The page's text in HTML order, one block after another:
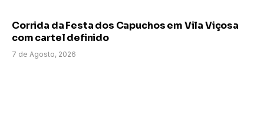
Corrida da Festa dos Capuchos em Vila Viçosa
com cartel definido
7 de Agosto, 2026